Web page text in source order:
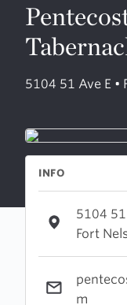
5104 51 Ave E •
INFO
5104 51
Fort
m